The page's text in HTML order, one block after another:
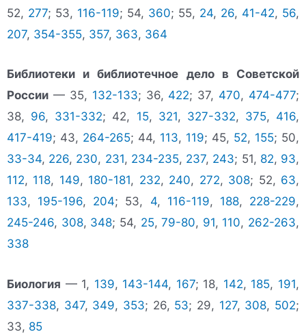
52, 277; 53, 116-119; 54, 360; 55, 24, 26, 41-42, 56,
207, 354-355, 357, 363, 364
Библиотеки и библиотечное дело в Советской
России — 35, 132-133; 36, 422; 37, 470, 474-477;
38, 96, 331-332; 42, 15, 321, 327-332, 375, 416,
417-419; 43, 264-265; 44, 113, 119; 45, 52, 155; 50,
33-34, 226, 230, 231, 234-235, 237, 243; 51, 82, 93,
112, 118, 149, 180-181, 232, 240, 272, 308; 52, 63,
133, 195-196, 204; 53, 4, 116-119, 188, 228-229,
245-246, 308, 348; 54, 25,79-80, 91, 110, 262-263,
338
Биология — 1, 139, 143-144, 167; 18, 142, 185, 191,
337-338, 347, 349, 353; 26, 53; 29, 127, 308, 502;
33, 85